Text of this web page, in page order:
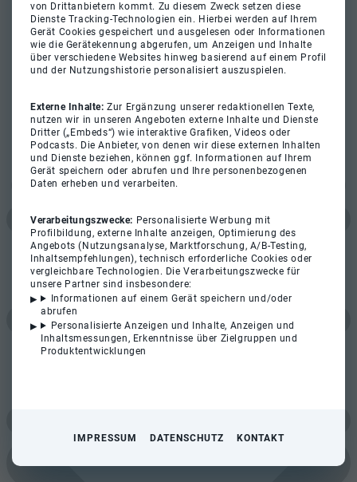
von Drittanbietern kommt. Zu diesem Zweck setzen diese
Dienste Tracking-Technologien ein. Hierbei werden auf Ihrem
Gerät Cookies gespeichert und ausgelesen oder Informationen
wie die Gerätekennung abgerufen, um Anzeigen und Inhalte
über verschiedene Websites hinweg basierend auf einem Profil
und der Nutzungshistorie personalisiert auszuspielen.
Externe Inhalte:Zur Ergänzung unserer redaktionellen Texte,
nutzen wir in unseren Angeboten externe Inhalte und Dienste
Dritter („Embeds“) wie interaktive Grafiken, Videos oder
Podcasts. Die Anbieter, von denen wir diese externen Inhalten
und Dienste beziehen, können ggf. Informationen auf Ihrem
Gerät speichern oder abrufen und Ihre personenbezogenen
Daten erheben und verarbeiten.
Verarbeitungszwecke: Personalisierte Werbung mit
Profilbildung, externe Inhalte anzeigen, Optimierung des
Angebots (Nutzungsanalyse, Marktforschung, A/B-Testing,
Inhaltsempfehlungen), technisch erforderliche Cookies oder
vergleichbare Technologien. Die Verarbeitungszwecke für
unsere Partner sind insbesondere:
Informationen auf einem Gerät speichern und/oder
abrufen
Personalisierte Anzeigen und Inhalte, Anzeigen und
Inhaltsmessungen, Erkenntnisse über Zielgruppen und
Produktentwicklungen
IMPRESSUM DATENSCHUTZ KONTAKT